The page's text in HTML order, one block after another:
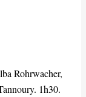
Rohrwacher,
1h30.